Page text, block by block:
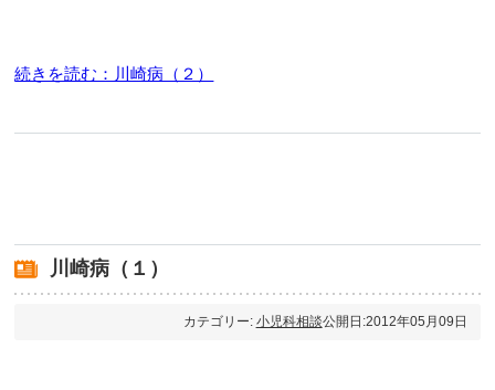
続きを読む：川崎病（２）
川崎病（１）
カテゴリー: 小児科相談公開日:2012年05月09日